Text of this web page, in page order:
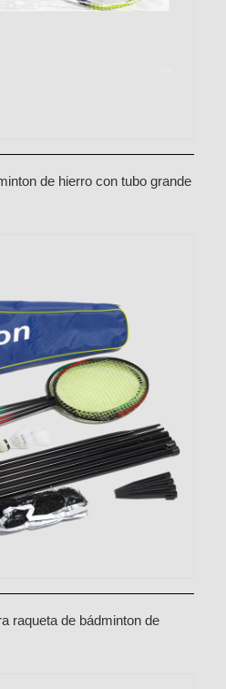
de hierro con tubo grande
raqueta de bádminton de